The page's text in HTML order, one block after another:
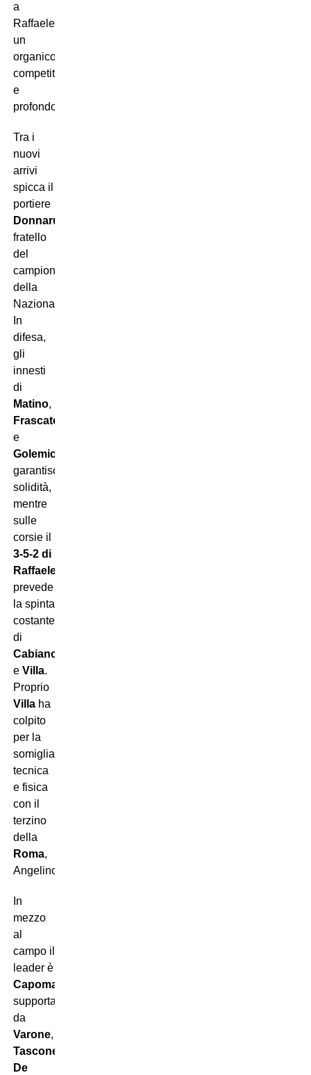
a
Raffaele
un
organico
competitivo
e
profondo.
Tra i
nuovi
arrivi
spicca il
portiere
Donnarumma
fratello
del
campione
della
Nazionale.
In
difesa,
gli
innesti
di
Matino,
Frascatore
e
Golemic
garantiscono
solidità,
mentre
sulle
corsie il
3-5-2 di
Raffaele
prevede
la spinta
costante
di
Cabianca
e Villa.
Proprio
Villa ha
colpito
per la
somiglianza
tecnica
e fisica
con il
terzino
della
Roma,
Angelino.
In
mezzo
al
campo il
leader è
Capomaggio
supportato
da
Varone,
Tascone
De